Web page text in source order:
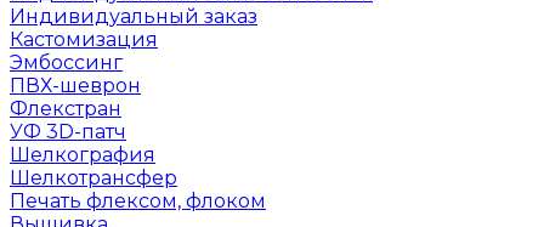
Индивидуальный заказ
Кастомизация
Эмбоссинг
ПВХ-шеврон
Флекстран
УФ 3D-патч
Шелкография
Шелкотрансфер
Печать флексом, флоком